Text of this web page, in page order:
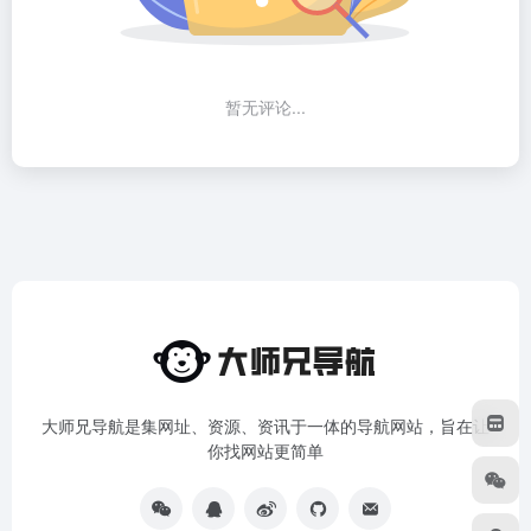
暂无评论...
大师兄导航是集网址、资源、资讯于一体的导航网站，旨在让
你找网站更简单